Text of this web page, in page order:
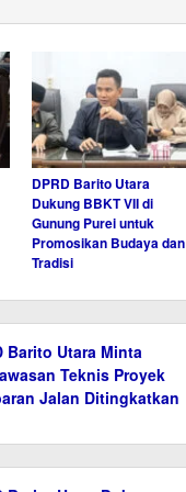
DPRD Barito Utara
Dukung BBKT VII di
Gunung Purei untuk
Promosikan Budaya dan
Tradisi
Barito Utara Minta
Teknis Proyek
Jalan Ditingkatkan